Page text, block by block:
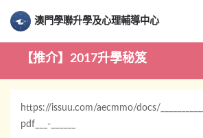
澳門學聯升學及心理輔導中心
【推介】2017升學秘笈
https://issuu.com/aecmmo/docs/
pdf___-______